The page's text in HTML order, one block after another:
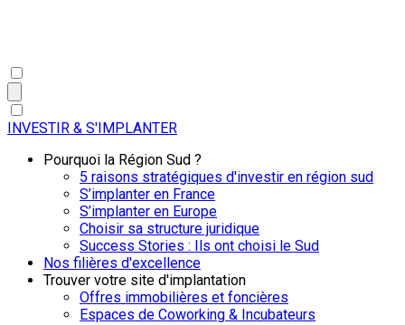
INVESTIR & S'IMPLANTER
Pourquoi la Région Sud ?
5 raisons stratégiques d'investir en région sud
S’implanter en France
S’implanter en Europe
Choisir sa structure juridique
Success Stories : Ils ont choisi le Sud
Nos filières d'excellence
Trouver votre site d'implantation
Offres immobilières et foncières
Espaces de Coworking & Incubateurs